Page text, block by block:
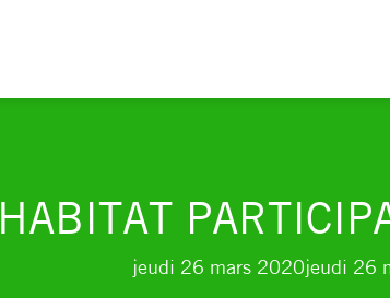
HABITAT
jeudi 26 mars 2020jeudi 26